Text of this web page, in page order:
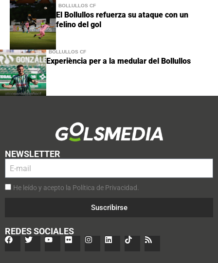
BOLLULLOS CF
El Bollullos refuerza su ataque con un
felino del gol
BOLLULLOS CF
Experiència per a la medular del Bollullos
NEWSLETTER
He leído y acepto la Política de Privacidad.
Suscribirse
REDES SOCIALES